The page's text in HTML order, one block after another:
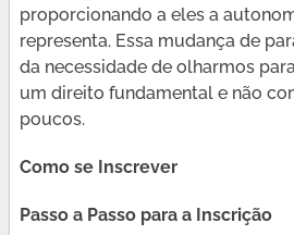
proporcionando a eles a
representa. Essa mudança de
da necessidade de olharmos
um direito fundamental e não
poucos.
Como se Inscrever
Passo a Passo para a Inscrição